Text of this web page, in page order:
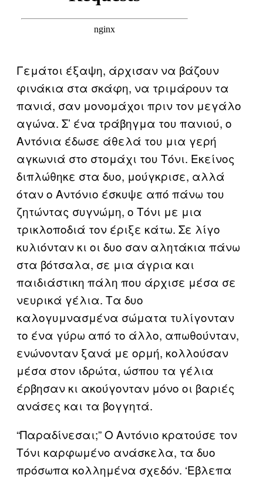
Γεμάτοι έξαψη, άρχισαν να βάζουν
φινάκια στα σκάφη, να τριμάρουν τα
πανιά, σαν μονομάχοι πριν τον μεγάλο
αγώνα. Σ’ ένα τράβηγμα του πανιού, ο
Αντόνια έδωσε άθελά του μια γερή
αγκωνιά στο στομάχι του Τόνι. Εκείνος
διπλώθηκε στα δυο, μούγκρισε, αλλά
όταν ο Αντόνιο έσκυψε από πάνω του
ζητώντας συγνώμη, ο Τόνι με μια
τρικλοποδιά τον έριξε κάτω. Σε λίγο
κυλιόνταν κι οι δυο σαν αλητάκια πάνω
στα βότσαλα, σε μια άγρια και
παιδιάστικη πάλη που άρχισε μέσα σε
νευρικά γέλια. Τα δυο
καλογυμνασμένα σώματα τυλίγονταν
το ένα γύρω από το άλλο, απωθούνταν,
ενώνονταν ξανά με ορμή, κολλούσαν
μέσα στον ιδρώτα, ώσπου τα γέλια
έρβησαν κι ακούγονταν μόνο οι βαριές
ανάσες και τα βογγητά.
“Παραδίνεσαι;” Ο Αντόνιο κρατούσε τον
Τόνι καρφωμένο ανάσκελα, τα δυο
πρόσωπα κολλημένα σχεδόν. ‘Εβλεπα